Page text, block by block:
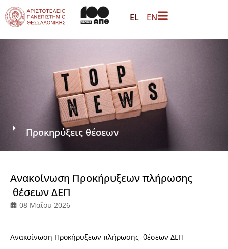
EL EN
Προκηρύξεις θέσεων
Ανακοίνωση Προκήρυξεων πλήρωσης
θέσεων ΔΕΠ
08 Μαΐου 2026
Ανακοίνωση Προκήρυξεων πλήρωσης θέσεων ΔΕΠ